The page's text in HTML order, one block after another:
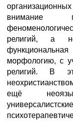
внимание
религий, а
морфологию, с
религий. В
ещё